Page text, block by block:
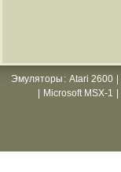
Эмуляторы : Atari 2600
Microsoft MSX-1